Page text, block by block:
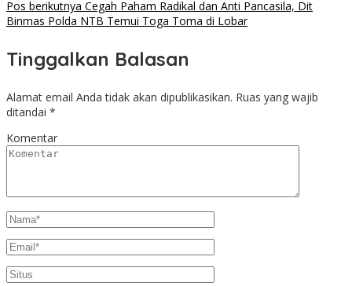
Pos berikutnya Cegah Paham Radikal dan Anti Pancasila, Dit
Binmas Polda NTB Temui Toga Toma di Lobar
Tinggalkan Balasan
Alamat email Anda tidak akan dipublikasikan. Ruas yang wajib
ditandai *
Komentar